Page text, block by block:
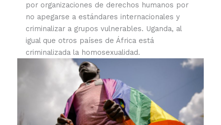
por organizaciones de derechos humanos por
no apegarse a estándares internacionales y
criminalizar a grupos vulnerables. Uganda, al
igual que otros países de África está
criminalizada la homosexualidad.